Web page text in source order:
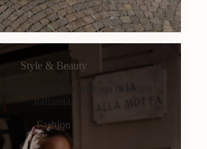
Style & Beauty
immer ein bisschen
Italianità.
Fashion